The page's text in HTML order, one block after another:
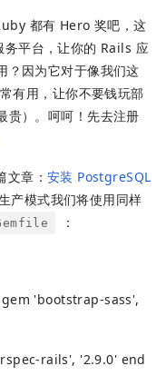
都有 Hero 奖吧，这
平台，让你的 Rails 应
？因为它对于像我们这
有用，让你不要钱玩部
贵）。呵呵！先去注册
章： 安装 PostgreSQL
产模式我们将使用同样
：
'bootstrap-sass',
rails', '2.9.0' end